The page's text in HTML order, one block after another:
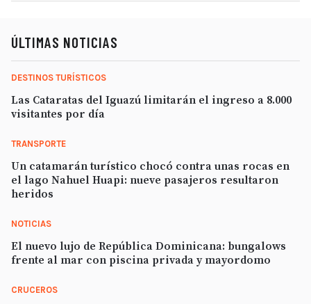
ÚLTIMAS NOTICIAS
DESTINOS TURÍSTICOS
Las Cataratas del Iguazú limitarán el ingreso a 8.000
visitantes por día
TRANSPORTE
Un catamarán turístico chocó contra unas rocas en
el lago Nahuel Huapi: nueve pasajeros resultaron
heridos
NOTICIAS
El nuevo lujo de República Dominicana: bungalows
frente al mar con piscina privada y mayordomo
CRUCEROS